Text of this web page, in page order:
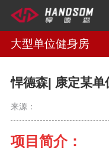
大型单位健身房
悍德森| 康定某
来源：
项目简介：